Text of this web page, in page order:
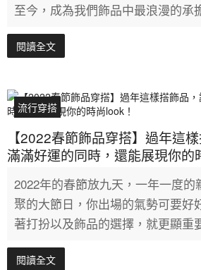
至今，成為我們飾品中最浪漫的承
閱讀全文
流行穿搭
【2022春節飾品穿搭】過年這
滿滿好運的同時，還能展現你的
2022年的春節放九天，一年一度的
聚的大節日，你出場的氣勢可要好
著打扮以及飾品的選擇，就更顯重
閱讀全文